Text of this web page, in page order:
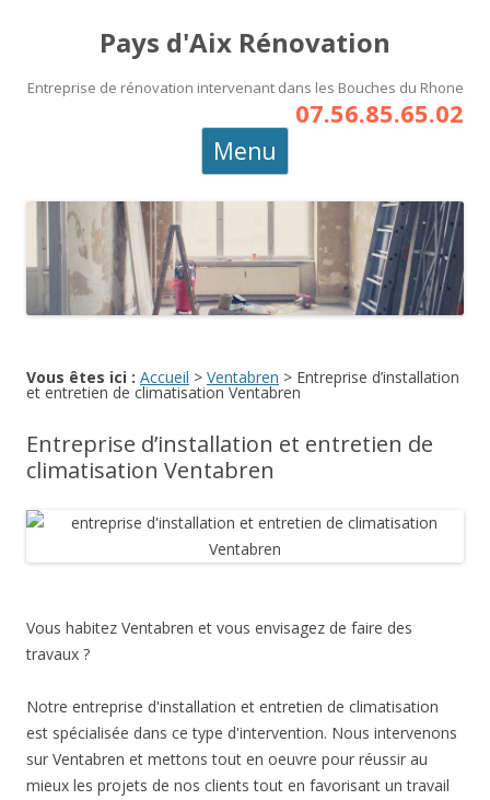
Pays d'Aix Rénovation
Entreprise de rénovation intervenant dans les Bouches du Rhone
07.56.85.65.02
Menu
Vous êtes ici : Accueil > Ventabren > Entreprise d’installation
et entretien de climatisation Ventabren
Entreprise d’installation et entretien de
climatisation Ventabren
Vous habitez Ventabren et vous envisagez de faire des
travaux ?
Notre entreprise d'installation et entretien de climatisation
est spécialisée dans ce type d'intervention. Nous intervenons
sur Ventabren et mettons tout en oeuvre pour réussir au
mieux les projets de nos clients tout en favorisant un travail